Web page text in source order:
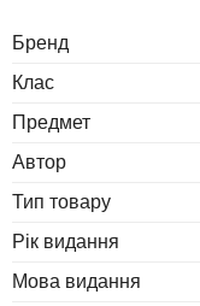
Бренд
Клас
Предмет
Автор
Тип товару
Рік видання
Мова видання